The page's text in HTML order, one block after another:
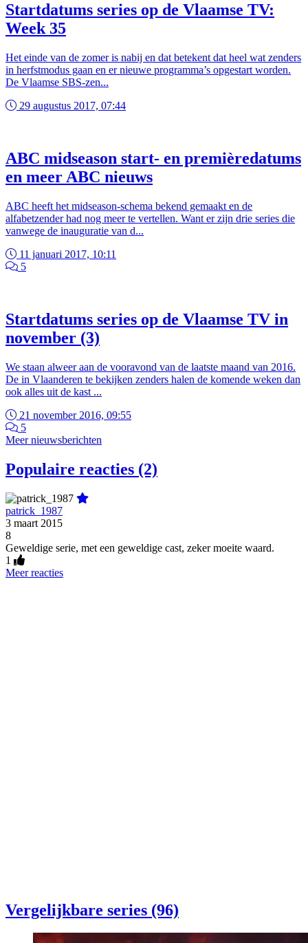
Startdatums series op de Vlaamse TV:
Week 35
Het einde van de zomer is nabij en dat betekent dat heel wat zenders
in herfstmodus gaan en er nieuwe programma’s opgestart worden.
De Vlaamse SBS-zen...
29 augustus 2017, 07:44
ABC midseason start- en premièredatums
en meer ABC nieuws
ABC heeft het midseason-schema bekend gemaakt en de
alfabetzender had nog meer te vertellen. Want er zijn drie series die
vanwege de inauguratie van d...
11 januari 2017, 10:11
5
Startdatums series op de Vlaamse TV in
november (3)
We staan alweer aan de vooravond van de laatste maand van 2016.
De in Vlaanderen te bekijken zenders halen de komende weken dan
ook alles uit de kast ...
21 november 2016, 09:55
5
Meer nieuwsberichten
Populaire reacties (2)
patrick_1987
3 maart 2015
8
Geweldige serie, met een geweldige cast, zeker moeite waard.
1
Meer reacties
Vergelijkbare series (96)